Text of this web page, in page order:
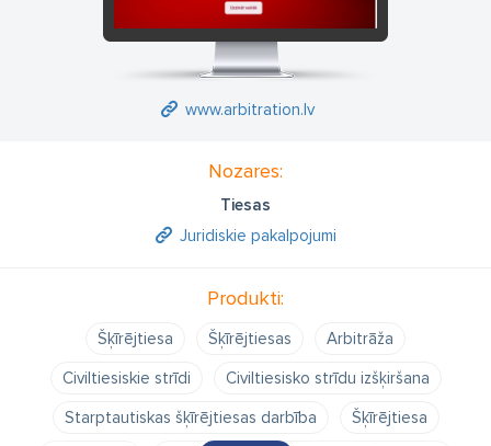
www.arbitration.lv
Nozares:
Tiesas
Juridiskie pakalpojumi
Produkti:
Šķīrējtiesa Šķīrējtiesas
Arbitrāža
Civiltiesiskie strīdi
Civiltiesisko strīdu izšķiršana
Starptautiskas šķīrējtiesas darbība
Šķīrējtiesa